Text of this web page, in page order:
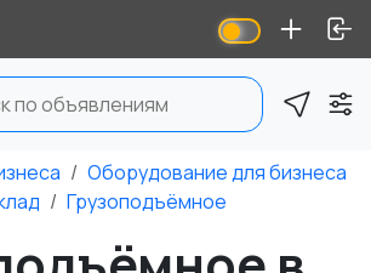
Оборудование для бизнеса
Грузоподъёмное